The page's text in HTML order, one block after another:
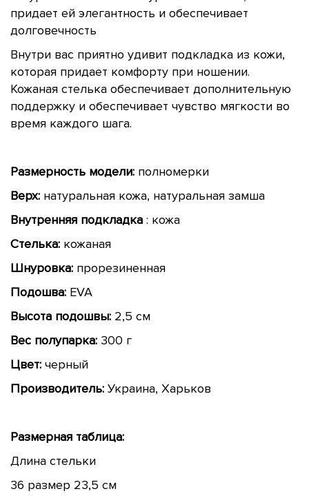
придает ей элегантность и обеспечивает
долговечность
Внутри вас приятно удивит подкладка из кожи,
которая придает комфорту при ношении.
Кожаная стелька обеспечивает дополнительную
поддержку и обеспечивает чувство мягкости во
время каждого шага.
Размерность модели: полномерки
Верх: натуральная кожа, натуральная замша
Внутренняя подкладка : кожа
Стелька: кожаная
Шнуровка: прорезиненная
Подошва: EVA
Высота подошвы: 2,5 см
Вес полупарка: 300 г
Цвет: черный
Производитель: Украина, Харьков
Размерная таблица:
Длина стельки
36 размер 23,5 см